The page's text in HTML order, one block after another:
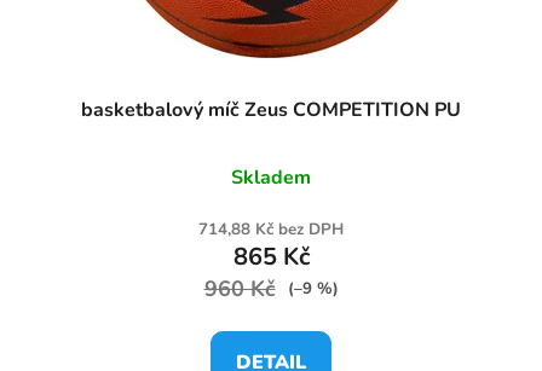
basketbalový míč Zeus COMPETITION PU
Skladem
714,88 Kč bez DPH
865 Kč
960 Kč (–9 %)
DETAIL